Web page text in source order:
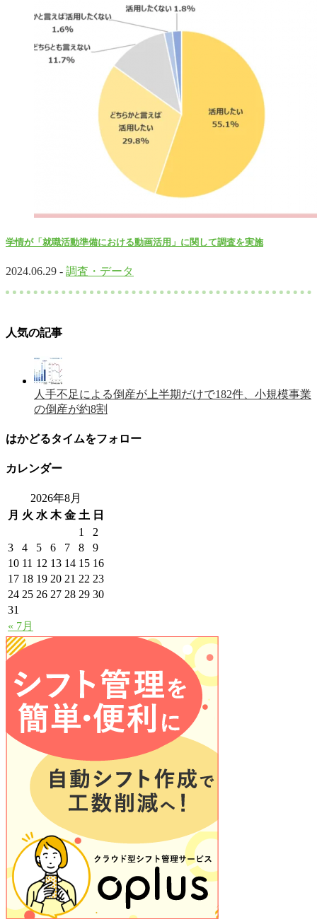
学情が「就職活動準備における動画活用」に関して調査を実施
2024.06.29 - 調査・データ
人気の記事
人手不足による倒産が上半期だけで182件、小規模事業
の倒産が約8割
はかどるタイムをフォロー
カレンダー
2026年8月
月 火 水 木 金 土 日
« 7月
1
2
3
4 5 6 7 8
9
10 11 12 13 14 15 16
17 18 19 20 21 22 23
24 25 26 27 28 29 30
31